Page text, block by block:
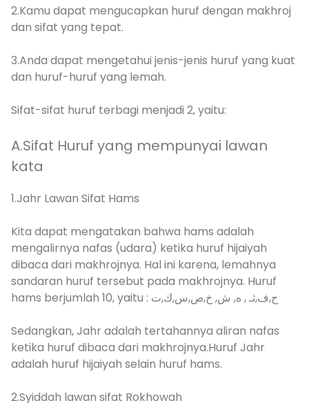
2.Kamu dapat mengucapkan huruf dengan makhroj
dan sifat yang tepat.
3.Anda dapat mengetahui jenis-jenis huruf yang kuat
dan huruf-huruf yang lemah.
Sifat-sifat huruf terbagi menjadi 2, yaitu:
A.Sifat Huruf yang mempunyai lawan
kata
1.Jahr Lawan Sifat Hams
Kita dapat mengatakan bahwa hams adalah
mengalirnya nafas (udara) ketika huruf hijaiyah
dibaca dari makhrojnya. Hal ini karena, lemahnya
sandaran huruf tersebut pada makhrojnya. Huruf
hams berjumlah 10, yaitu : ح,ف,ثـ , ه, ش, خ,ص,س,ك,ت
Sedangkan, Jahr adalah tertahannya aliran nafas
ketika huruf dibaca dari makhrojnya.Huruf Jahr
adalah huruf hijaiyah selain huruf hams.
2.Syiddah lawan sifat Rokhowah